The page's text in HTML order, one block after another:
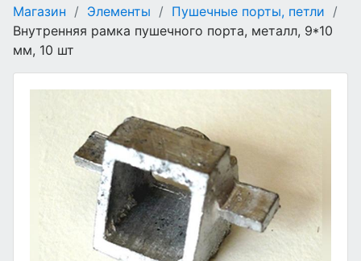
Магазин / Элементы / Пушечные порты, петли /
Внутренняя рамка пушечного порта, металл, 9*10
мм, 10 шт